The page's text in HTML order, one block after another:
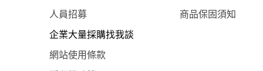
人員招募 商品保固須知
企業大量採購找我談
網站使用條款